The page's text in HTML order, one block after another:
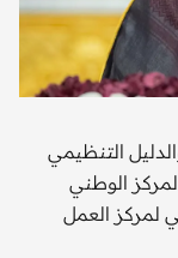
التنظيمي
الوطني
لمركز العمل